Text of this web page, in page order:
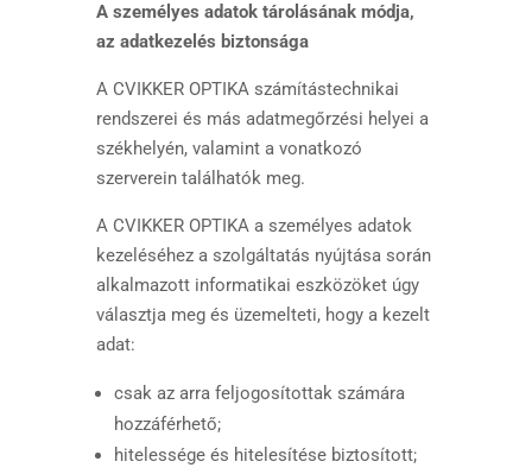
A személyes adatok tárolásának módja,
az adatkezelés biztonsága
A CVIKKER OPTIKA számítástechnikai
rendszerei és más adatmegőrzési helyei a
székhelyén, valamint a vonatkozó
szerverein találhatók meg.
A CVIKKER OPTIKA a személyes adatok
kezeléséhez a szolgáltatás nyújtása során
alkalmazott informatikai eszközöket úgy
választja meg és üzemelteti, hogy a kezelt
adat:
csak az arra feljogosítottak számára
hozzáférhető;
hitelessége és hitelesítése biztosított;